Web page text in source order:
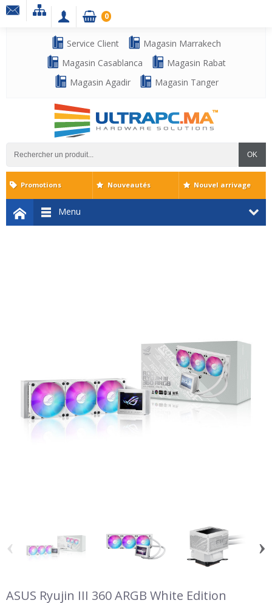
Service Client
Magasin Marrakech
Magasin Casablanca
Magasin Rabat
Magasin Agadir
Magasin Tanger
OK
0
Menu
Promotions Nouveautés Nouvel arrivage
‹ ›
ASUS Ryujin III 360 ARGB White Edition